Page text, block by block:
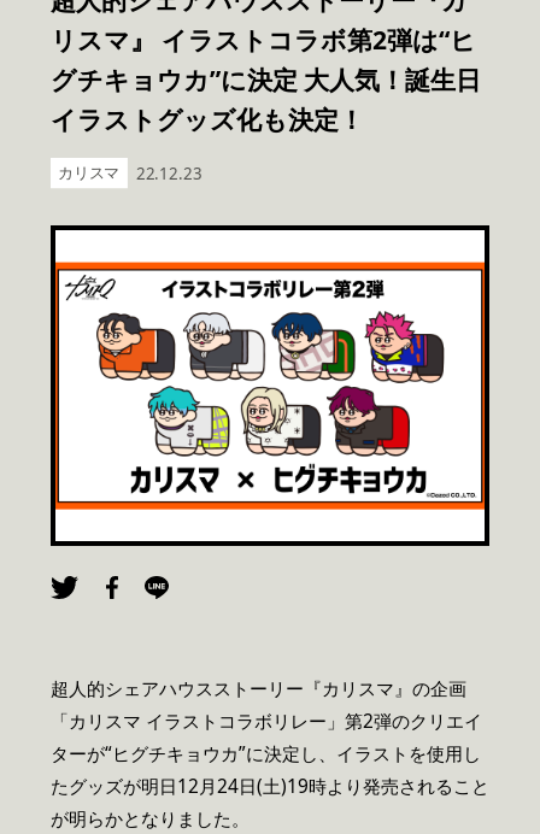
リスマ』 イラストコラボ第2弾は“ヒ
グチキョウカ”に決定 大人気！誕生日
イラストグッズ化も決定！
カリスマ 22.12.23
超人的シェアハウスストーリー『カリスマ』の企画
「カリスマ イラストコラボリレー」第2弾のクリエイ
ターが“ヒグチキョウカ”に決定し、イラストを使用し
たグッズが明日12月24日(土)19時より発売されること
が明らかとなりました。